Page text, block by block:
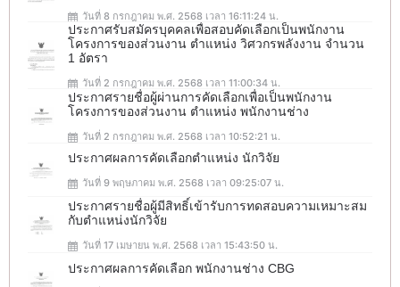
วันที่ 8 กรกฎาคม พ.ศ. 2568 เวลา 16:11:24 น.
ประกาศรับสมัครบุคคลเพื่อสอบคัดเลือกเป็นพนักงาน
โครงการของส่วนงาน ตำแหน่ง วิศวกรพลังงาน จำนวน
1 อัตรา
วันที่ 2 กรกฎาคม พ.ศ. 2568 เวลา 11:00:34 น.
ประกาศรายชื่อผู้ผ่านการคัดเลือกเพื่อเป็นพนักงาน
โครงการของส่วนงาน ตำแหน่ง พนักงานช่าง
วันที่ 2 กรกฎาคม พ.ศ. 2568 เวลา 10:52:21 น.
ประกาศผลการคัดเลือกตำแหน่ง นักวิจัย
วันที่ 9 พฤษภาคม พ.ศ. 2568 เวลา 09:25:07 น.
ประกาศรายชื่อผู้มีสิทธิ์เข้ารับการทดสอบความเหมาะสม
กับตำแหน่งนักวิจัย
วันที่ 17 เมษายน พ.ศ. 2568 เวลา 15:43:50 น.
ประกาศผลการคัดเลือก พนักงานช่าง CBG